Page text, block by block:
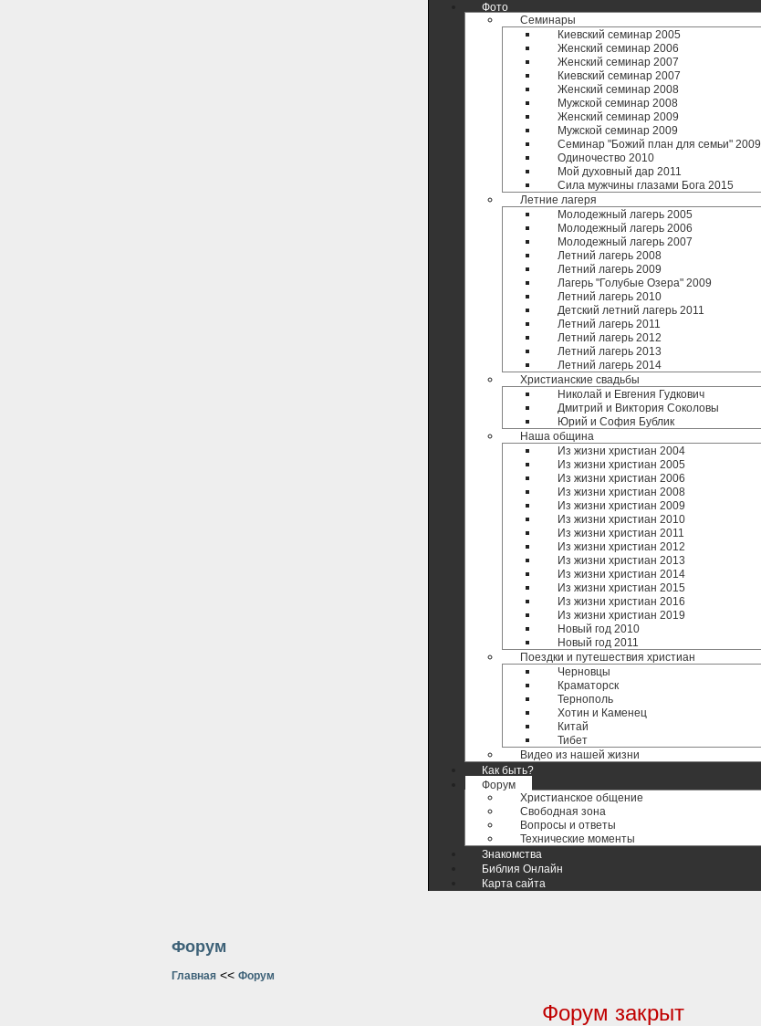
Фото
Семинары
Киевский семинар 2005
Женский семинар 2006
Женский семинар 2007
Киевский семинар 2007
Женский семинар 2008
Мужской семинар 2008
Женский семинар 2009
Мужской семинар 2009
Семинар "Божий план для семьи" 2009
Одиночество 2010
Мой духовный дар 2011
Сила мужчины глазами Бога 2015
Летние лагеря
Молодежный лагерь 2005
Молодежный лагерь 2006
Молодежный лагерь 2007
Летний лагерь 2008
Летний лагерь 2009
Лагерь "Голубые Озера" 2009
Летний лагерь 2010
Детский летний лагерь 2011
Летний лагерь 2011
Летний лагерь 2012
Летний лагерь 2013
Летний лагерь 2014
Христианские свадьбы
Николай и Евгения Гудкович
Дмитрий и Виктория Соколовы
Юрий и София Бублик
Наша община
Из жизни христиан 2004
Из жизни христиан 2005
Из жизни христиан 2006
Из жизни христиан 2008
Из жизни христиан 2009
Из жизни христиан 2010
Из жизни христиан 2011
Из жизни христиан 2012
Из жизни христиан 2013
Из жизни христиан 2014
Из жизни христиан 2015
Из жизни христиан 2016
Из жизни христиан 2019
Новый год 2010
Новый год 2011
Поездки и путешествия христиан
Черновцы
Краматорск
Тернополь
Хотин и Каменец
Китай
Тибет
Видео из нашей жизни
Как быть?
Форум
Христианское общение
Свободная зона
Вопросы и ответы
Технические моменты
Знакомства
Библия Онлайн
Карта сайта
Форум
Главная << Форум
Форум закрыт